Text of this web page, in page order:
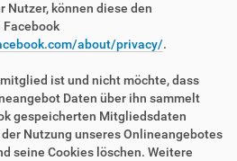
Nutzer, können diese den
about/privacy/.
ist und nicht möchte, dass
Daten über ihn sammelt
gespeicherten Mitgliedsdaten
Nutzung unseres Onlineangebotes
seine Cookies löschen. Weitere